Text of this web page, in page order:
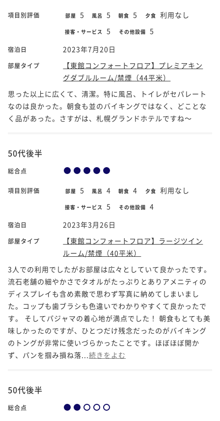
項目別評価 部屋 5 風呂 5 朝食 5 夕食 利用なし
接客・サービス 5 その他設備 5
宿泊日 2023年7月20日
部屋タイプ
【東館コンフォートフロア】プレミアキン
グダブルルーム/禁煙（44平米）
思った以上に広くて、清潔。特に風呂、トイレがセパレート
なのは良かった。朝食も並のバイキングではなく、どことな
く品があった。さすがは、札幌グランドホテルですね～
50代後半
総合点
項目別評価 部屋 5 風呂 4 朝食 4 夕食 利用なし
接客・サービス 5 その他設備 4
宿泊日 2023年3月26日
部屋タイプ
【東館コンフォートフロア】ラージツイン
ルーム/禁煙（40平米）
3人での利用でしたがお部屋は広々としていて良かったです。
流石老舗の細やかさでタオルがたっぷりとありアメニティの
ディスプレイも含め素敵で思わず写真に納めてしまいまし
た。コップも歯ブラシも色違いでわかりやすくて良かったで
す。 そしてパジャマの着心地が満点でした！ 朝食もとても美
味しかったのですが、ひとつだけ残念だったのがバイキング
のトングが非常に使いづらかったことです。ほぼほぼ開か
ず、パンを掴み損ね落... 続きをよむ
50代後半
総合点